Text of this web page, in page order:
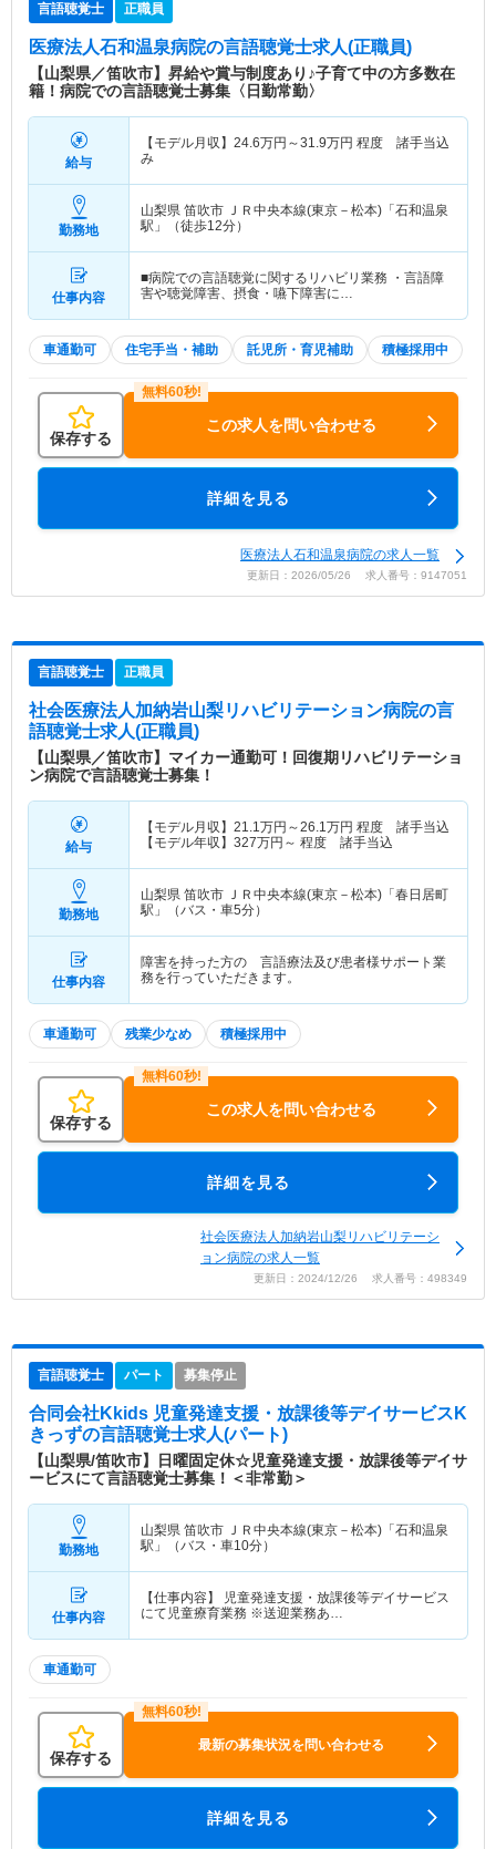
言語聴覚士 正職員
医療法人石和温泉病院の言語聴覚士求人(正職員)
【山梨県／笛吹市】昇給や賞与制度あり♪子育て中の方多数在
籍！病院での言語聴覚士募集〈日勤常勤〉
給与
【モデル月収】 24.6万円～31.9万円 程度 諸手当込
み
勤務地
山梨県 笛吹市 ＪＲ中央本線(東京－松本)「石和温泉
駅」（徒歩12分）
仕事内容
■病院での言語聴覚に関するリハビリ業務 ・言語障
害や聴覚障害、摂食・嚥下障害に…
車通勤可 住宅手当・補助 託児所・育児補助 積極採用中
保存する
この求人を問い合わせる
詳細を見る
医療法人石和温泉病院の求人一覧
更新日：2026/05/26 求人番号：9147051
言語聴覚士 正職員
社会医療法人加納岩山梨リハビリテーション病院の言
語聴覚士求人(正職員)
【山梨県／笛吹市】マイカー通勤可！回復期リハビリテーショ
ン病院で言語聴覚士募集！
給与
【モデル月収】 21.1万円～26.1万円 程度 諸手当込
【モデル年収】 327万円～ 程度 諸手当込
勤務地
山梨県 笛吹市 ＪＲ中央本線(東京－松本)「春日居町
駅」（バス・車5分）
仕事内容
障害を持った方の 言語療法及び患者様サポート業
務を行っていただきます。
車通勤可 残業少なめ 積極採用中
保存する
この求人を問い合わせる
詳細を見る
社会医療法人加納岩山梨リハビリテーシ
ョン病院の求人一覧
更新日：2024/12/26 求人番号：498349
言語聴覚士 パート 募集停止
合同会社Kkids 児童発達支援・放課後等デイサービスK
きっずの言語聴覚士求人(パート)
【山梨県/笛吹市】日曜固定休☆児童発達支援・放課後等デイサ
ービスにて言語聴覚士募集！＜非常勤＞
勤務地
山梨県 笛吹市 ＪＲ中央本線(東京－松本)「石和温泉
駅」（バス・車10分）
仕事内容
【仕事内容】 児童発達支援・放課後等デイサービス
にて児童療育業務 ※送迎業務あ…
車通勤可
保存する
最新の募集状況を問い合わせる
詳細を見る